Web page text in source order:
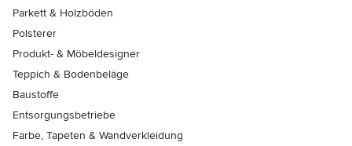
Parkett & Holzböden
Polsterer
Produkt- & Möbeldesigner
Teppich & Bodenbeläge
Baustoffe
Entsorgungsbetriebe
Farbe, Tapeten & Wandverkleidung